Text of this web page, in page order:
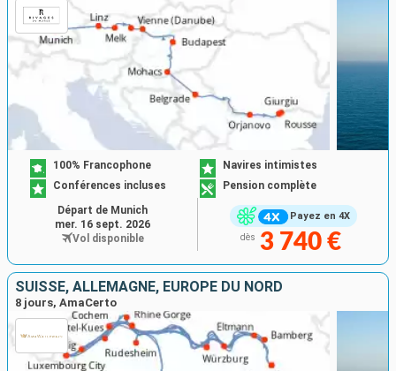
Payez en 4X
100% Francophone
Navires intimistes
Conférences incluses
Pension complète
dès 3 740 €
Départ de Munich
mer. 16 sept. 2026
Vol disponible
SUISSE, ALLEMAGNE, EUROPE DU NORD
8 jours, AmaCerto